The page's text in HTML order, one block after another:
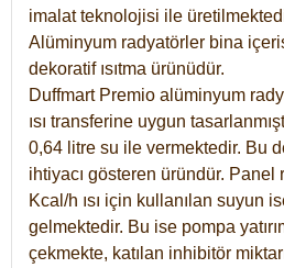
imalat teknolojisi ile
Alüminyum radyatörler bina
dekoratif ısıtma ürünüdür.
Duffmart Premio alüminyum
ısı transferine uygun
0,64 litre su ile vermektedir. Bu
ihtiyacı gösteren üründür.
Kcal/h ısı için kullanılan suyun
gelmektedir. Bu ise pompa
çekmekte, katılan inhibitör